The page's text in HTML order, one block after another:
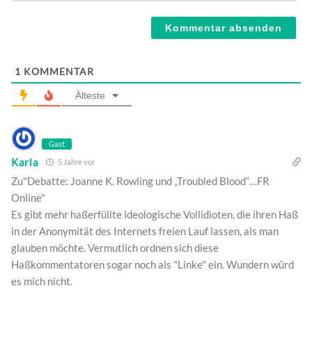
1 KOMMENTAR
Älteste
Gast
Karla 5 Jahre vor
Zu"Debatte: Joanne K. Rowling und „Troubled Blood“…FR
Online"
Es gibt mehr haßerfüllte ideologische Vollidioten, die ihren Haß
in der Anonymität des Internets freien Lauf lassen, als man
glauben möchte. Vermutlich ordnen sich diese
Haßkommentatoren sogar noch als "Linke" ein. Wundern würd
es mich nicht.